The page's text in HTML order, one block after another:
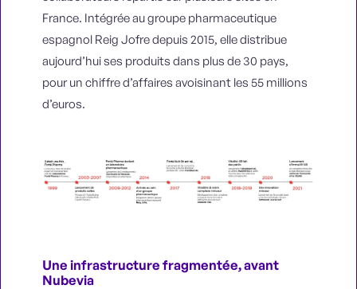
France. Intégrée au groupe pharmaceutique
espagnol Reig Jofre depuis 2015, elle distribue
aujourd’hui ses produits dans plus de 30 pays,
pour un chiffre d’affaires avoisinant les 55 millions
d’euros.
Une infrastructure fragmentée, avant
Nubevia